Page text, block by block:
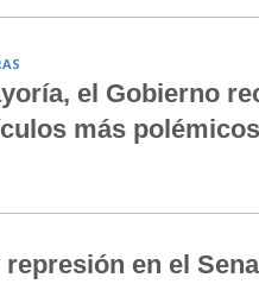
el Gobierno
más polémicos
represión en el